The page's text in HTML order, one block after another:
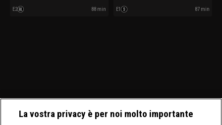
soluzioni audaci per affrontare il
clima più estremo.
E2 88 min
renderla autosufficiente in una
settimana.
E1 87 min
La vostra privacy è per noi molto importante